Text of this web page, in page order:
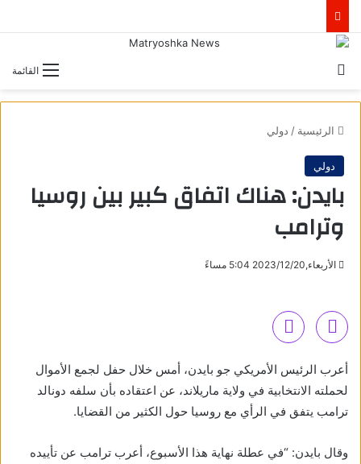
القائمة
الرئيسية / دولي
دولي
بايدن: هناك اتفاق كبير بين روسيا
وترامب
الأربعاء,2023/12/20 5:04 مساءً
أعرب الرئيس الأمريكي جو بايدن، أمس خلال حفل لجمع الأموال
لحملته الانتخابية في ولاية ماريلاند، عن اعتقاده بأن سلفه دونالد
ترامب يتفق في الرأي مع روسيا حول الكثير من القضايا.
وقال بايدن: “في عطلة نهاية هذا الأسبوع، أعرب ترامب عن تأييده